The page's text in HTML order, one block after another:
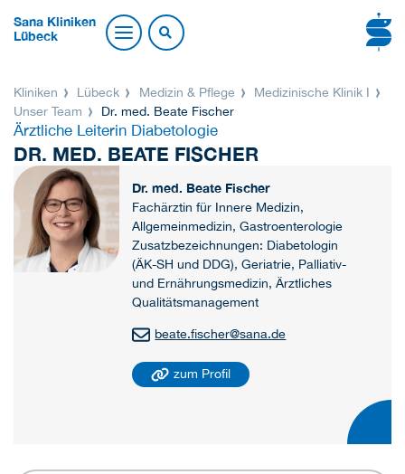
Sana Kliniken
Lübeck
Kliniken Lübeck Medizin & Pflege
Medizinische Klinik I
Unser Team
Dr. med. Beate Fischer
Ärztliche Leiterin Diabetologie
DR. MED. BEATE FISCHER
Dr. med. Beate Fischer
Fachärztin für Innere Medizin,
Allgemeinmedizin, Gastroenterologie
Zusatzbezeichnungen: Diabetologin
(ÄK-SH und DDG), Geriatrie, Palliativ-
und Ernährungsmedizin, Ärztliches
Qualitätsmanagement
beate.fischer@sana.de
zum Profil